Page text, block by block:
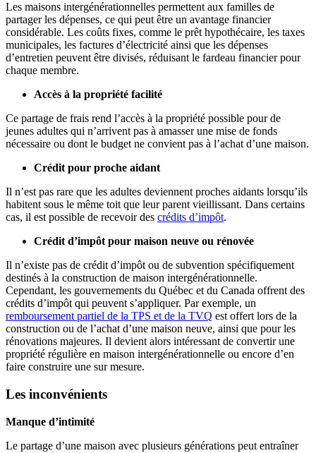
Les maisons intergénérationnelles permettent aux familles de
partager les dépenses, ce qui peut être un avantage financier
considérable. Les coûts fixes, comme le prêt hypothécaire, les taxes
municipales, les factures d’électricité ainsi que les dépenses
d’entretien peuvent être divisés, réduisant le fardeau financier pour
chaque membre.
Accès à la propriété facilité
Ce partage de frais rend l’accès à la propriété possible pour de
jeunes adultes qui n’arrivent pas à amasser une mise de fonds
nécessaire ou dont le budget ne convient pas à l’achat d’une maison.
Crédit pour proche aidant
Il n’est pas rare que les adultes deviennent proches aidants lorsqu’ils
habitent sous le même toit que leur parent vieillissant. Dans certains
cas, il est possible de recevoir des crédits d’impôt.
Crédit d’impôt pour maison neuve ou rénovée
Il n’existe pas de crédit d’impôt ou de subvention spécifiquement
destinés à la construction de maison intergénérationnelle.
Cependant, les gouvernements du Québec et du Canada offrent des
crédits d’impôt qui peuvent s’appliquer. Par exemple, un
remboursement partiel de la TPS et de la TVQ est offert lors de la
construction ou de l’achat d’une maison neuve, ainsi que pour les
rénovations majeures. Il devient alors intéressant de convertir une
propriété régulière en maison intergénérationnelle ou encore d’en
faire construire une sur mesure.
Les inconvénients
Manque d’intimité
Le partage d’une maison avec plusieurs générations peut entraîner